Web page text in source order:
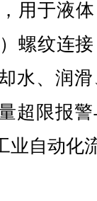
用于液
螺纹连
水、润
超限报
业自动化